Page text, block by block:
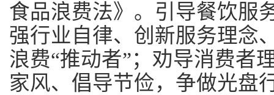
食品浪费法》。引导餐饮服
强行业自律、创新服务理念
浪费“推动者”；劝导消费者
家风、倡导节俭，争做光盘